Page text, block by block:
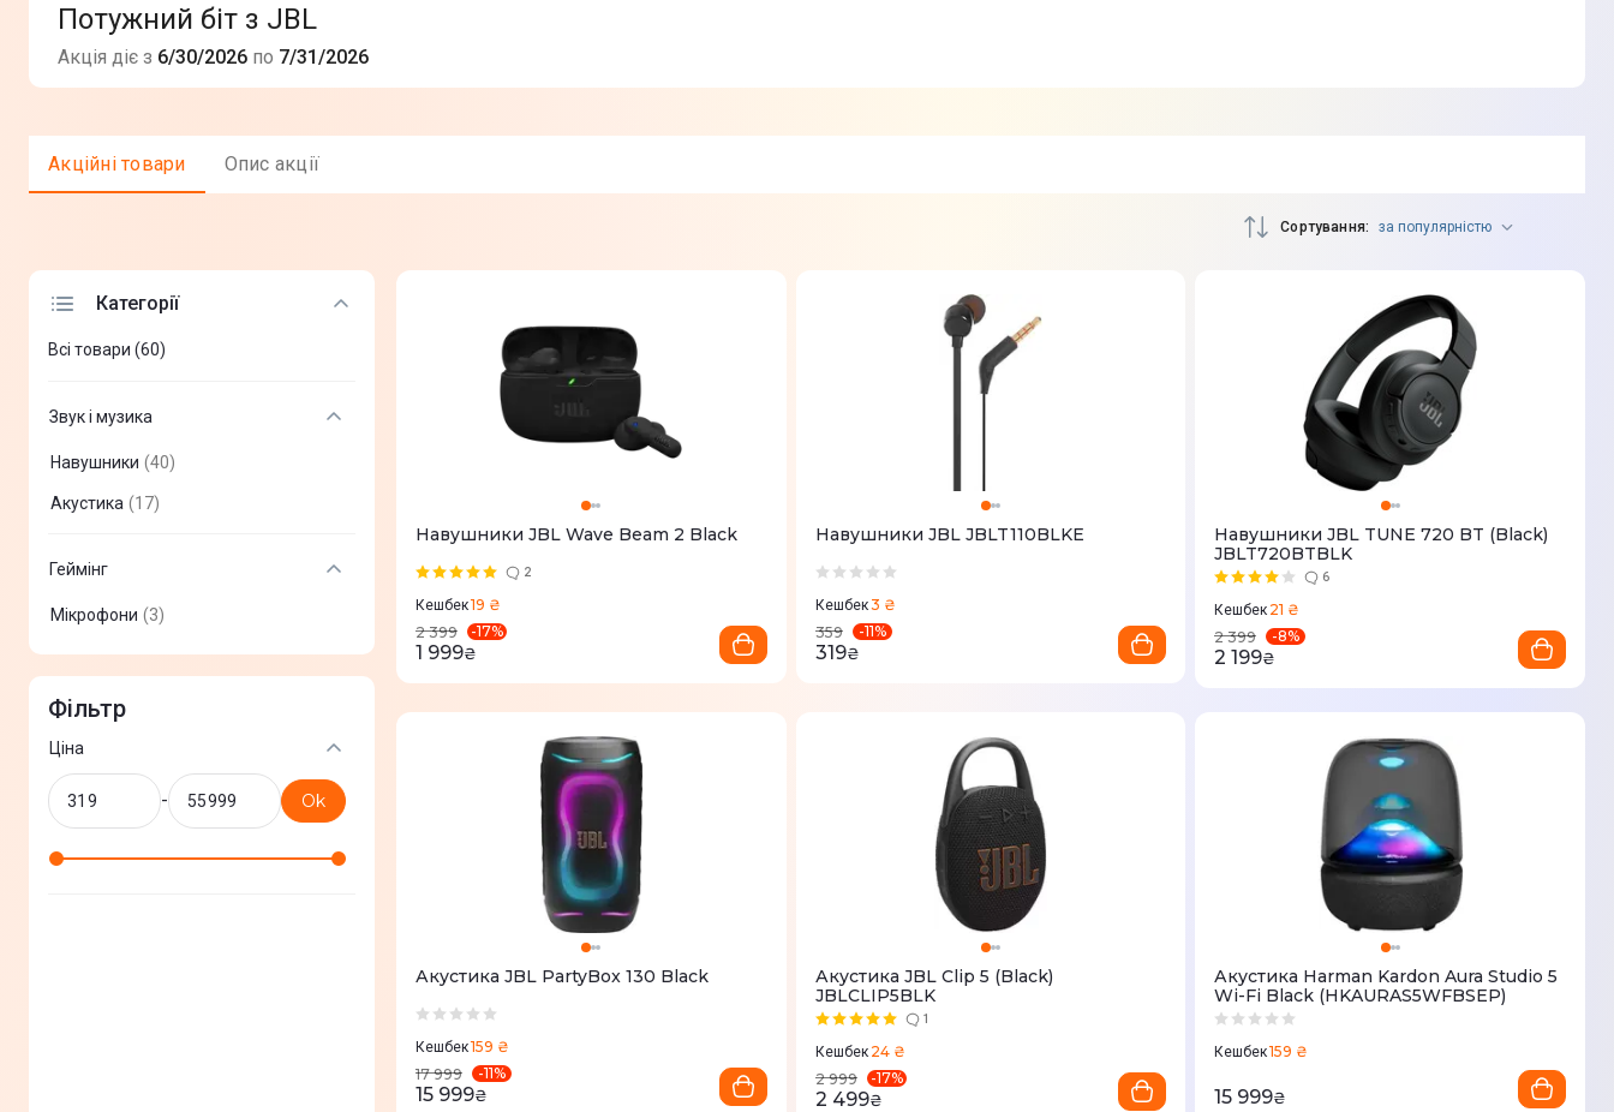
Потужний біт з JBL
Акція діє з 6/30/2026 по 7/31/2026
Акцiйнi товари Опис акції
Сортування за популярністю
Категорії
Всі товари (60)
Звук і музика
Навушники (40)
Акустика (17)
Геймінг
Мікрофони (3)
Фільтр
Ціна
- Ok
Навушники JBL Wave Beam 2 Black
2
Кешбек19 ₴
2 399
-17%
1 999₴
Навушники JBL JBLT110BLKE
Кешбек3 ₴
359
-11%
319₴
Навушники JBL TUNE 720 BT (Black)
JBLT720BTBLK
6
Кешбек 21 ₴
2 399
-8%
2 199₴
Акустика JBL PartyBox 130 Black
Кешбек159 ₴
17 999
-11%
15 999₴
Акустика JBL Сlip 5 (Black)
JBLCLIP5BLK
1
Кешбек 24 ₴
2 999
-17%
2 499₴
Акустика Harman Kardon Aura Studio 5
Wi-Fi Black (HKAURAS5WFBSEP)
Кешбек159 ₴
15 999₴